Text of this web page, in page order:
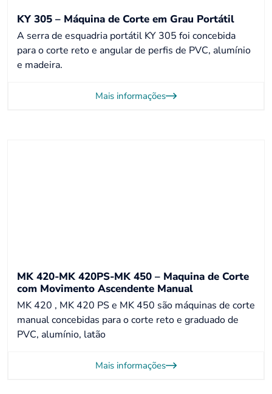
KY 305 – Máquina de Corte em Grau Portátil
A serra de esquadria portátil KY 305 foi concebida
para o corte reto e angular de perfis de PVC, alumínio
e madeira.
Mais informações
MK 420-MK 420PS-MK 450 – Maquina de Corte
com Movimento Ascendente Manual
MK 420 , MK 420 PS e MK 450 são máquinas de corte
manual concebidas para o corte reto e graduado de
PVC, alumínio, latão
Mais informações